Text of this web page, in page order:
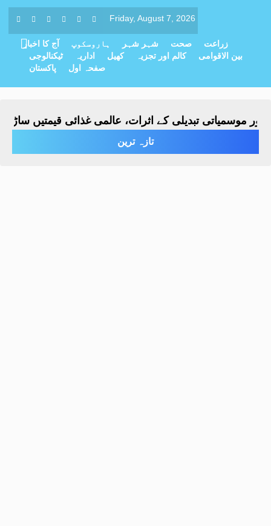
Friday, August 7, 2026
آج کا اخبار ہاروسکوپ شہر شہر صحت
زراعت
ٹیکنالوجی
اداریہ کھیل کالم اور تجزیہ
بین الاقوامی
پاکستان
صفحہ اول
موسمیاتی تبدیلی کے اثرات، عالمی غذائی قیمتیں ساڑھے
تازہ ترین